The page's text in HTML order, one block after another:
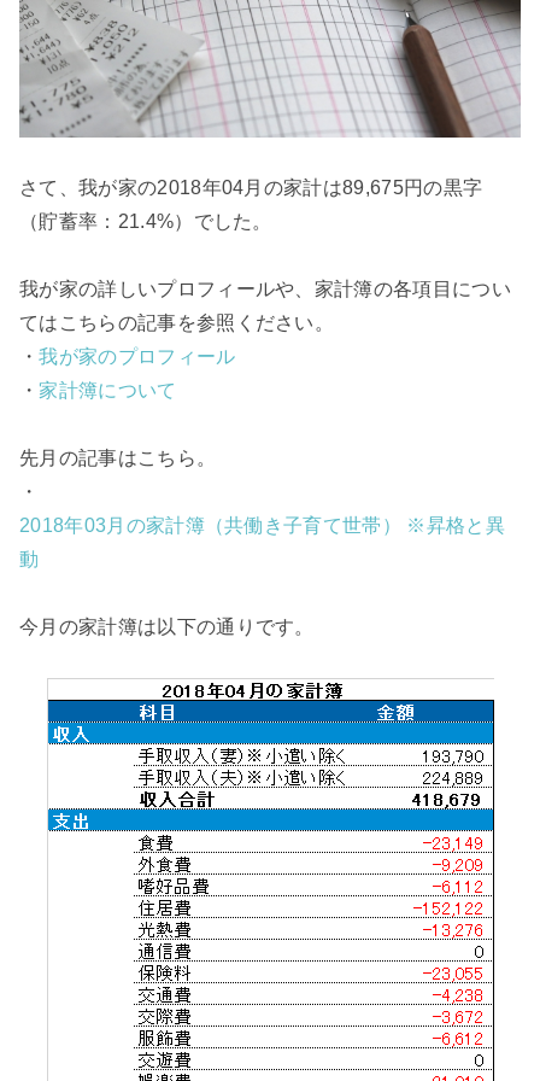
さて、我が家の2018年04月の家計は89,675円の黒字
（貯蓄率：21.4%）でした。
我が家の詳しいプロフィールや、家計簿の各項目につい
てはこちらの記事を参照ください。
・我が家のプロフィール
・ 家計簿について
先月の記事はこちら。
・
2018年03月の家計簿（共働き子育て世帯） ※昇格と異
動
今月の家計簿は以下の通りです。